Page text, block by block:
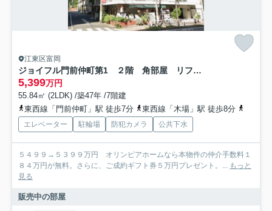
江東区富岡
ジョイフル門前仲町第1 ２階 角部屋 リフォーム済
5,399万円
55.84㎡ (2LDK) /築47年 /7階建
東西線「門前仲町」駅 徒歩7分
東西線「木場」駅 徒歩8分
エレベーター 駐輪場 防犯カメラ 公共下水
５４９９→５３９９万円 オリンピアホームなら本物件の仲介手数料１
８４万円が無料。さらに、ご成約ギフト券５万円プレゼント。...
もっと
見る
販売中の部屋